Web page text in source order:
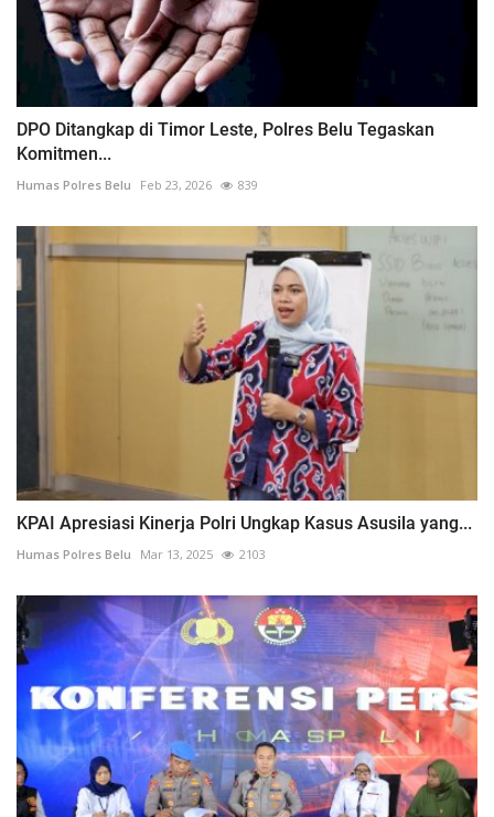
DPO Ditangkap di Timor Leste, Polres Belu Tegaskan
Komitmen...
Humas Polres Belu Feb 23, 2026 839
KPAI Apresiasi Kinerja Polri Ungkap Kasus Asusila yang...
Humas Polres Belu Mar 13, 2025 2103